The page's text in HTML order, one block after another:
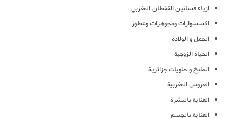
ازياء فساتين القفطان المغربي
اكسسوارات ومجوهرات وعطور
الحمل و الولادة
الحياة الزوجية
الطبخ و حلويات جزائرية
العروس المغربية
العناية بالبشرة
العناية بالجسم